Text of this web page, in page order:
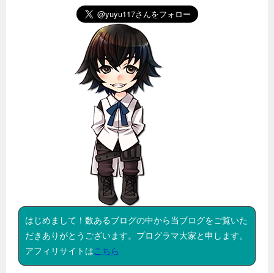
はじめまして！数あるブログの中から当ブログをご覧いた
だきありがとうございます。プログラマ大家と申します。
アフィリサイトは こちら